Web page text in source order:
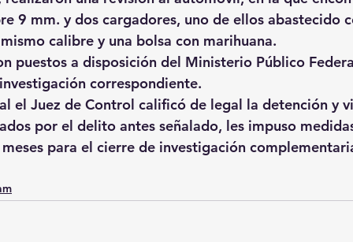
9 mm. y dos cargadores, uno de ellos abastecido
calibre y una bolsa con marihuana.
puestos a disposición del Ministerio Público
correspondiente.
el Juez de Control calificó de legal la detención y
por el delito antes señalado, les impuso
para el cierre de investigación